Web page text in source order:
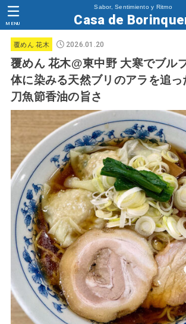
Sabor, Sentimiento y Ritmo
Casa de
MENU
覆めん 花木 2026.01.20
覆めん 花木@東中野 大寒でブル
体に染みる天然ブリのアラを追っ
刀魚節香油の旨さ